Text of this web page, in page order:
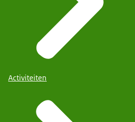
Activiteiten